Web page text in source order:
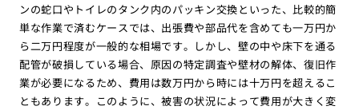
ンの蛇口やトイレのタンク内のパッキン交換といった、比較的簡
単な作業で済むケースでは、出張費や部品代を含めても一万円か
ら二万円程度が一般的な相場です。しかし、壁の中や床下を通る
配管が破損している場合、原因の特定調査や壁材の解体、復旧作
業が必要になるため、費用は数万円から時には十万円を超えるこ
ともあります。このように、被害の状況によって費用が大きく変